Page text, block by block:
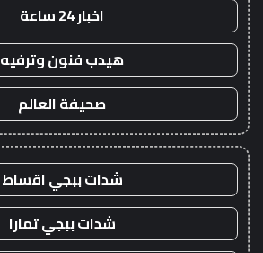
اخبار 24 ساعة
هيدب فنون وترفيه
صحيفة العالم
شدات ببجي اقساط
شدات ببجي تمارا